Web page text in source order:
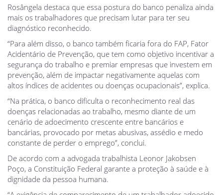
Rosângela destaca que essa postura do banco penaliza ainda
mais os trabalhadores que precisam lutar para ter seu
diagnóstico reconhecido.
“Para além disso, o banco também ficaria fora do FAP, Fator
Acidentário de Prevenção, que tem como objetivo incentivar a
segurança do trabalho e premiar empresas que investem em
prevenção, além de impactar negativamente aquelas com
altos índices de acidentes ou doenças ocupacionais”, explica.
“Na prática, o banco dificulta o reconhecimento real das
doenças relacionadas ao trabalho, mesmo diante de um
cenário de adoecimento crescente entre bancários e
bancárias, provocado por metas abusivas, assédio e medo
constante de perder o emprego”, conclui.
De acordo com a advogada trabalhista Leonor Jakobsen
Poço, a Constituição Federal garante a proteção à saúde e à
dignidade da pessoa humana.